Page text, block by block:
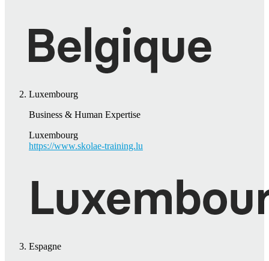
Luxembourg
Business & Human Expertise
Luxembourg
https://www.skolae-training.lu
Espagne